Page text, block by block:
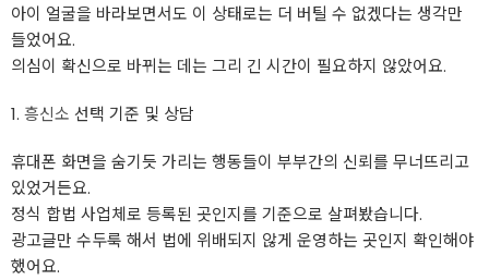
아이 얼굴을 바라보면서도 이 상태로는 더 버틸 수 없겠다는 생각만
들었어요.
의심이 확신으로 바뀌는 데는 그리 긴 시간이 필요하지 않았어요.
1. 흥신소 선택 기준 및 상담
휴대폰 화면을 숨기듯 가리는 행동들이 부부간의 신뢰를 무너뜨리고
있었거든요.
정식 합법 사업체로 등록된 곳인지를 기준으로 살펴봤습니다.
광고글만 수두룩 해서 법에 위배되지 않게 운영하는 곳인지 확인해야
했어요.